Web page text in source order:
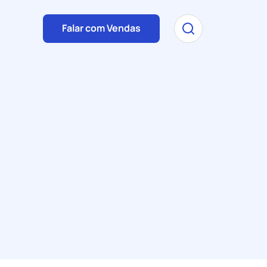
Falar com Vendas